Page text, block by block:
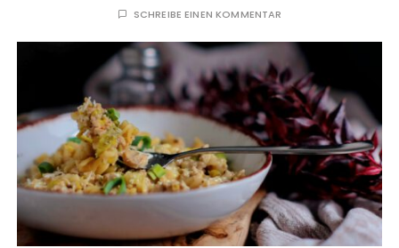
SCHREIBE EINEN KOMMENTAR